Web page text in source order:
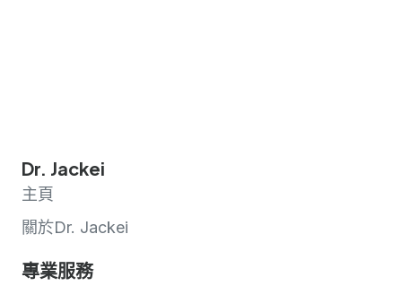
Dr. Jackei
主頁
關於Dr. Jackei
專業服務